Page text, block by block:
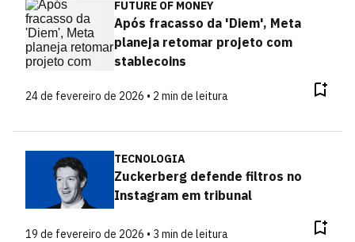
FUTURE OF MONEY
Após fracasso da 'Diem', Meta
planeja retomar projeto com
stablecoins
24 de fevereiro de 2026 • 2 min de leitura
TECNOLOGIA
Zuckerberg defende filtros no
Instagram em tribunal
19 de fevereiro de 2026 • 3 min de leitura